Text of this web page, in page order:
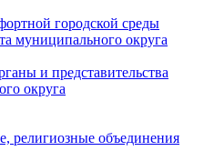
городской среды
муниципального округа
и представительства
округа
религиозные объединения